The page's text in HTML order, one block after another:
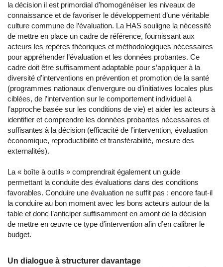
la décision il est primordial d’homogénéiser les niveaux de
connaissance et de favoriser le développement d’une véritable
culture commune de l’évaluation. La HAS souligne la nécessité
de mettre en place un cadre de référence, fournissant aux
acteurs les repères théoriques et méthodologiques nécessaires
pour appréhender l’évaluation et les données probantes. Ce
cadre doit être suffisamment adaptable pour s’appliquer à la
diversité d’interventions en prévention et promotion de la santé
(programmes nationaux d’envergure ou d’initiatives locales plus
ciblées, de l’intervention sur le comportement individuel à
l’approche basée sur les conditions de vie) et aider les acteurs à
identifier et comprendre les données probantes nécessaires et
suffisantes à la décision (efficacité de l’intervention, évaluation
économique, reproductibilité et transférabilité, mesure des
externalités).
La « boîte à outils » comprendrait également un guide
permettant la conduite des évaluations dans des conditions
favorables. Conduire une évaluation ne suffit pas : encore faut-il
la conduire au bon moment avec les bons acteurs autour de la
table et donc l’anticiper suffisamment en amont de la décision
de mettre en œuvre ce type d’intervention afin d’en calibrer le
budget.
Un dialogue à structurer davantage